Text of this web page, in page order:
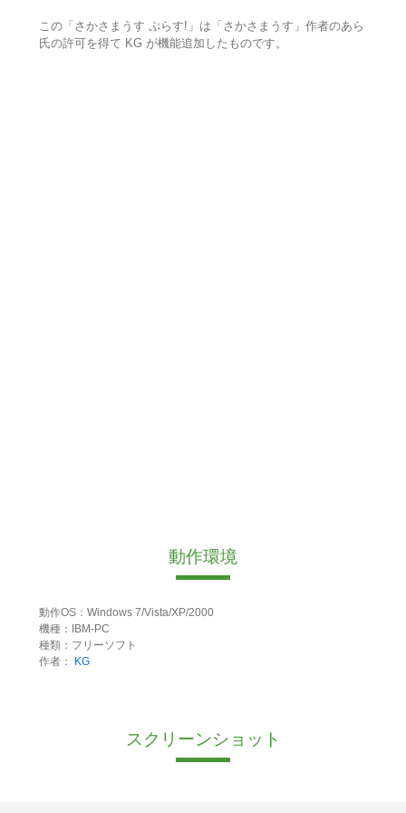
この「さかさまうす ぷらす!」は「さかさまうす」作者のあら
氏の許可を得て KG が機能追加したものです。
動作環境
動作OS：Windows 7/Vista/XP/2000
機種：IBM-PC
種類：フリーソフト
作者：
KG
スクリーンショット